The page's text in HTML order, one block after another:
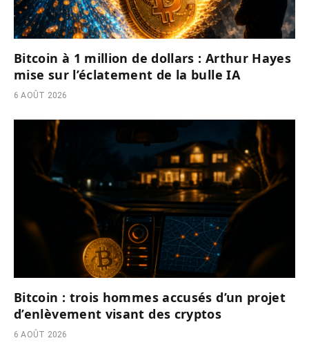
Bitcoin à 1 million de dollars : Arthur Hayes
mise sur l’éclatement de la bulle IA
6 AOÛT 2026
Bitcoin : trois hommes accusés d’un projet
d’enlèvement visant des cryptos
6 AOÛT 2026